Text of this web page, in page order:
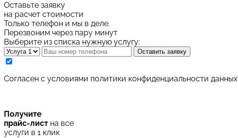
Оставьте заявку
на расчет стоимости
Только телефон и мы в деле.
Перезвоним через пару минут
Выберите из списка нужную услугу:
Оставить заявку
Cогласен с условиями политики конфиденциальности данных
Получите
прайс-лист на все
услуги в 1 клик